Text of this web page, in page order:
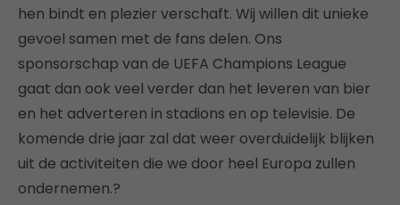
hen bindt en plezier verschaft. Wij willen dit unieke
gevoel samen met de fans delen. Ons
sponsorschap van de UEFA Champions League
gaat dan ook veel verder dan het leveren van bier
en het adverteren in stadions en op televisie. De
komende drie jaar zal dat weer overduidelijk blijken
uit de activiteiten die we door heel Europa zullen
ondernemen.?